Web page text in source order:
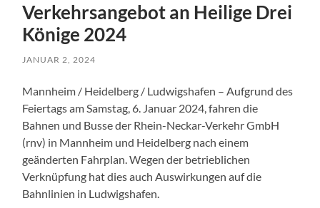
Verkehrsangebot an Heilige Drei
Könige 2024
JANUAR 2, 2024
Mannheim / Heidelberg / Ludwigshafen – Aufgrund des
Feiertags am Samstag, 6. Januar 2024, fahren die
Bahnen und Busse der Rhein-Neckar-Verkehr GmbH
(rnv) in Mannheim und Heidelberg nach einem
geänderten Fahrplan. Wegen der betrieblichen
Verknüpfung hat dies auch Auswirkungen auf die
Bahnlinien in Ludwigshafen.